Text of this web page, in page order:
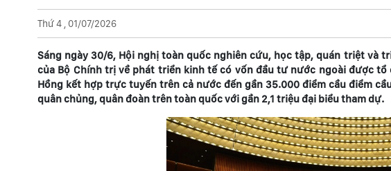
Thứ 4 , 01/07/2026
Sáng ngày 30/6, Hội nghị toàn quốc nghiên cứu, học tập, quán triệt và
của Bộ Chính trị về phát triển kinh tế có vốn đầu tư nước ngoài được
Hồng kết hợp trực tuyến trên cả nước đến gần 35.000 điểm cầu điểm
quân chủng, quân đoàn trên toàn quốc với gần 2,1 triệu đại biểu tham dự.